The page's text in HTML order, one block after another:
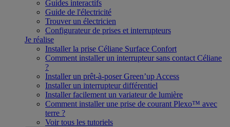
Guides interactifs
Guide de l'électricité
Trouver un électricien
Configurateur de prises et interrupteurs
Je réalise
Installer la prise Céliane Surface Confort
Comment installer un interrupteur sans contact Céliane
?
Installer un prêt-à-poser Green’up Access
Installer un interrupteur différentiel
Installer facilement un variateur de lumière
Comment installer une prise de courant Plexo™ avec
terre ?
Voir tous les tutoriels